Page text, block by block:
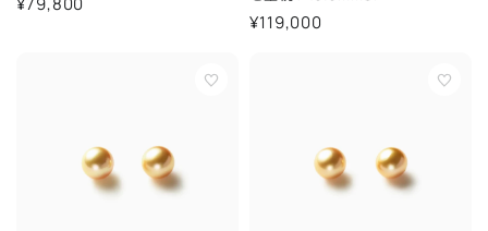
¥119,000